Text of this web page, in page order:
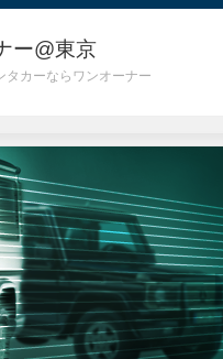
ー@東京
カーならワンオーナー